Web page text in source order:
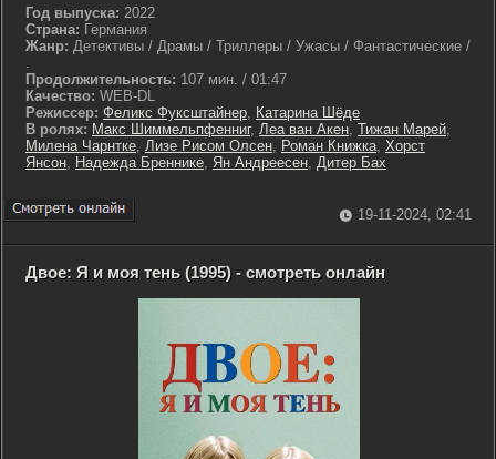
Год выпуска: 2022
Страна: Германия
Жанр: Детективы / Драмы / Триллеры / Ужасы / Фантастические /
.
Продолжительность: 107 мин. / 01:47
Качество: WEB-DL
Режиссер: Феликс Фуксштайнер, Катарина Шёде
В ролях: Макс Шиммельпфенниг, Леа ван Акен, Тижан Марей,
Милена Чарнтке, Лизе Рисом Олсен, Роман Книжка, Хорст
Янсон, Надежда Бреннике, Ян Андреесен, Дитер Бах
19-11-2024, 02:41
Двое: Я и моя тень (1995) - смотреть онлайн